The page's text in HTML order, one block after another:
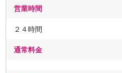
営業時間
２４時間
通常料金